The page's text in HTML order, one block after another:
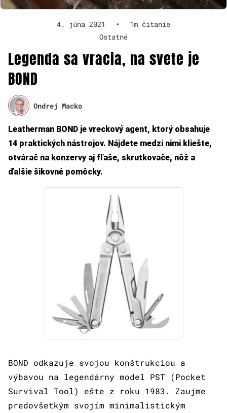
4. júna 2021 •
1m čítanie
Ostatné
Legenda sa vracia, na svete je
BOND
Ondrej Macko
Leatherman BOND je vreckový agent, ktorý obsahuje
14 praktických nástrojov. Nájdete medzi nimi kliešte,
otvárač na konzervy aj fľaše, skrutkovače, nôž a
ďalšie šikovné pomôcky.
BOND odkazuje svojou konštrukciou a
výbavou na legendárny model PST (Pocket
Survival Tool) ešte z roku 1983. Zaujme
predovšetkým svojím minimalistickým